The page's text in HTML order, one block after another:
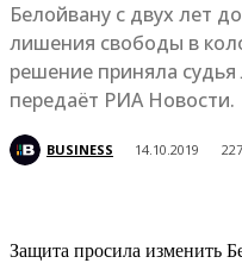
Белойвану с двух лет
лишения свободы в
решение приняла
передаёт РИА Новости.
BUSINESS 14.10.2019
Защита просила изменить